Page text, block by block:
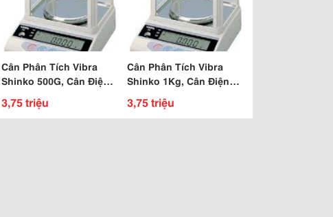
Cân Phân Tích Vibra
Shinko 500G, Cân Điện
Tử Vibra Shinko 500G
3,75 triệu
Cân Phân Tích Vibra
Shinko 1Kg, Cân Điện
Tử Vibra Shinko 1Kg
3,75 triệu